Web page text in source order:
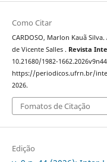
Como Citar
CARDOSO, Marlon Kauã
de Vicente Salles . Revista
10.21680/1982-
https://periodicos.ufrn.br/
2026.
Fomatos de Citação
Edição